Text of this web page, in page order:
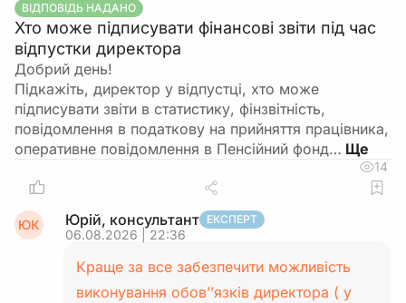
ВІДПОВІДЬ НАДАНО
Хто може підписувати фінансові звіти під час
відпустки директора
Добрий день!
Підкажіть, директор у відпустці, хто може
підписувати звіти в статистику, фінзвітність,
повідомлення в податкову на прийняття працівника,
оперативне повідомлення в Пенсійний фонд…
14
ЮК Юрій, консультант ЕКСПЕРТ
06.08.2026 | 22:36
Краще за все забезпечити можливість
виконування обов’’язків директора ( у